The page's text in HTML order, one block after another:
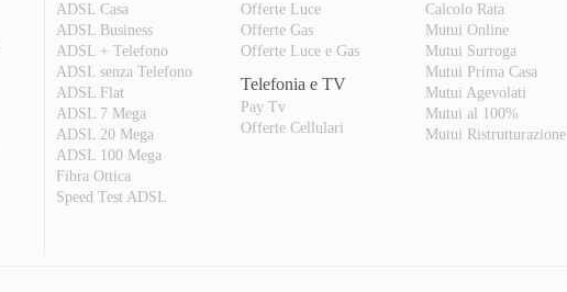
ADSL Casa
ADSL Business
ADSL + Telefono
ADSL senza Telefono
ADSL Flat
ADSL 7 Mega
ADSL 20 Mega
ADSL 100 Mega
Fibra Ottica
Speed Test ADSL
Offerte Luce
Offerte Gas
Offerte Luce e Gas
Telefonia e TV
Pay Tv
Offerte Cellulari
Calcolo Rata
Mutui Online
Mutui Surroga
Mutui Prima Casa
Mutui Agevolati
Mutui al 100%
Mutui Ristrutturazione